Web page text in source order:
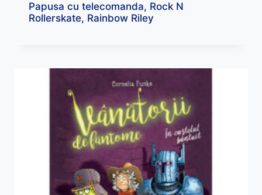
Papusa cu telecomanda, Rock N
Rollerskate, Rainbow Riley